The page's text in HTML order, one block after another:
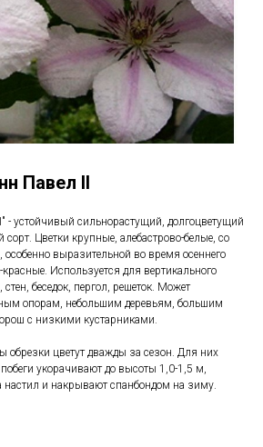
Павел II
- устойчивый сильнорастущий, долгоцветущий
сорт. Цветки крупные, алебастрово-белые, со
особенно выразительной во время осеннего
Используется для вертикального
беседок, пергол, решеток. Может
опорам, небольшим деревьям, большим
с низкими кустарниками.
обрезки цветут дважды за сезон. Для них
побеги укорачивают до высоты 1,0-1,5 м,
настил и накрывают спанбондом на зиму.